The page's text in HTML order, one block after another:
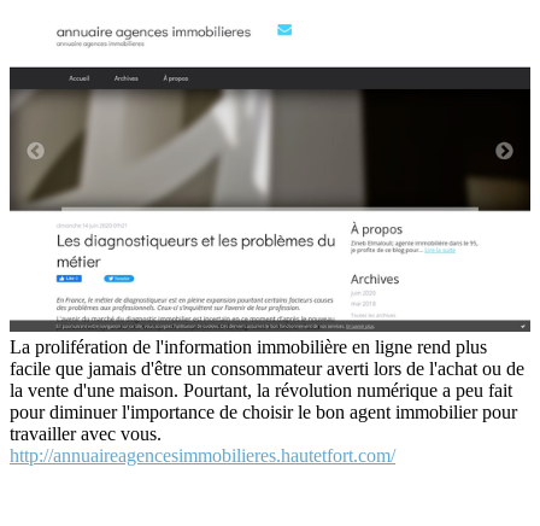
La prolifération de l'information immobilière en ligne rend plus
facile que jamais d'être un consommateur averti lors de l'achat ou de
la vente d'une maison. Pourtant, la révolution numérique a peu fait
pour diminuer l'importance de choisir le bon agent immobilier pour
travailler avec vous.
http://annuaireagencesimmobilieres.hautetfort.com/